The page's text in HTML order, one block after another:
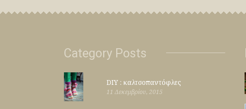
Category Posts
DIY : καλτσοπαντόφλες
11 Δεκεμβρίου, 2015